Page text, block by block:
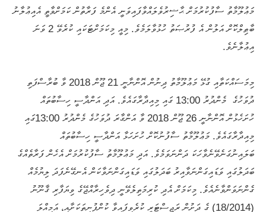
މަޢުލޫމާތު ސާފުކުރުމަށް ޙާޟިރުވެލައްވާފައިވަނީ އެންމެ ފަރާތުން ކަމަށްވާތީ އެއިޢުލާނު
ބާޠިލްކޮށް އަލުން އެ ފުރުޞަތު ހުޅުވާލަމެވެ. މިއީ މިކަމަށްޓަކައި ކުރެވޭ 2 ވަނަ
އިޢުލާނެވެ.
މިމަސައްކަތާއި ގުޅޭ މަޢުލޫމާތު ދިނުން އޮންނާނީ 21 ޖޫން 2018 ވާ ބުރާސްފަތި
ދުވަހުގެ މެންދުރު 13:00 ގައި މިއިދާރާގައެވެ. އަދި އަންދާސީ ހިސާބުތައް
ހުށަހެޅުން އޮންނާނީ 26 ޖޫން 2018 ވާ އަންގާރަ ދުވަހުގެ މެންދުރު 13:00ގައި
މިއިދާރާގައެވެ. މަޢުލޫމާތު ސާފުނުކޮށް ހުށަހަޅާ އަންދާސީ ހިސާބުތައް
ބަލައިނުގަނެވޭނެވާހަކަ ދަންނަވަމެވެ. އަދި މަޢުލޫމާތު ސާފުކުރުމަށް އެހެން ފަރާތެއްގެ
ބަދަލުގައި ވަޑައިގަންނަވާއިރު ބަދަލުގައި ވަޑައިގަންނަވާކަން އެނގޭނެފަދަ ލިޔުމެއް
ގެންނަވަންވާނެއެވެ. މިކަމަށް އެދި ކުރިމަތިލެވޭނީ ދިވެހިރާއްޖޭގެ ވިޔަފާރި ޤާނޫނު
(18/2014) ގެ ދަށުން ރަޖިސްޓަރީ ކުރެވިފައިވާ ކުންފުނިތަކަށާއި، އަމިއްލަ